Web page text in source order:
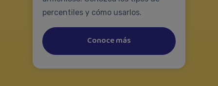
percentiles y cómo usarlos.
Conoce más